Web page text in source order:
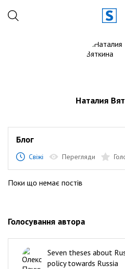
Наталия
Блог
Свіжі Перегляди
Поки що немає постів
Голосування автора
Seven theses about
policy towards Russia